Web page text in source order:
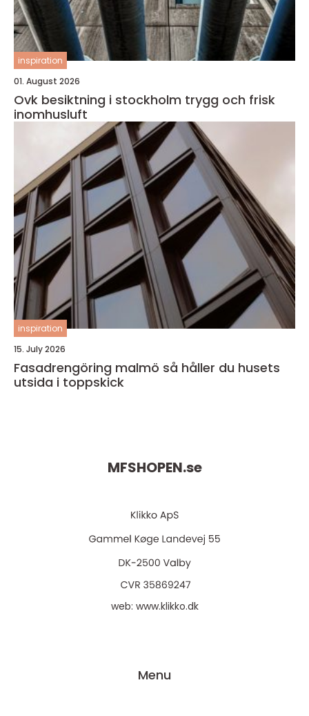
inspiration
01. August 2026
Ovk besiktning i stockholm trygg och frisk
inomhusluft
inspiration
15. July 2026
Fasadrengöring malmö så håller du husets
utsida i toppskick
MFSHOPEN.se
web: www.klikko.dk
Menu